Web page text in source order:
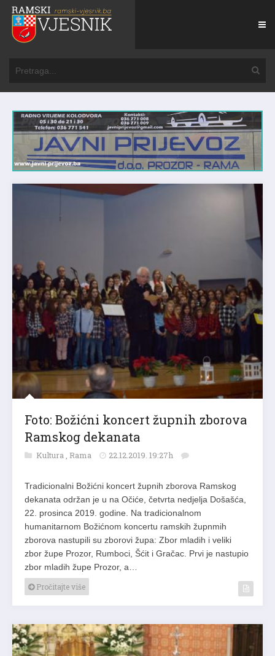
Foto: Božićni koncert župnih zborova
Ramskog dekanata
Kultura , Rama 22.12.2019. 19:27h
Tradicionalni Božićni koncert župnih zborova Ramskog
dekanata održan je u na Očiće, četvrta nedjelja Došašća,
22. prosinca 2019. godine. Na tradicionalnom
humanitarnom Božićnom koncertu ramskih župnmih
zborova nastupili su zborovi župa: Zbor mladih i veliki
zbor župe Prozor, Rumboci, Šćit i Gračac. Prvi je nastupio
zbor mladih župe Prozor, a…
Pročitajte više